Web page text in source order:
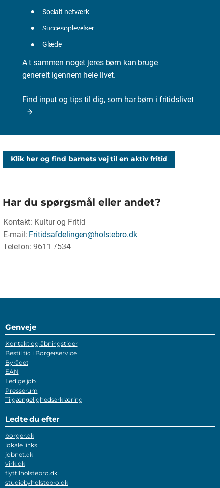
Socialt netværk
Succesoplevelser
Glæde
Alt sammen noget jeres børn kan bruge
generelt igennem hele livet.
Find input og tips til dig, som har børn i fritidslivet
Klik her og find barnets vej til en aktiv fritid
Har du spørgsmål eller andet?
Kontakt: Kultur og Fritid
E-mail: Fritidsafdelingen@holstebro.dk
Telefon: 9611 7534
Genveje
Kontakt og åbningstider
Bestil tid i Borgerservice
Byrådet
EAN
Ledige job
Presserum
Tilgængelighedserklæring
Ledte du efter
borger.dk
lokale links
jobnet.dk
virk.dk
flyttilholstebro.dk
studiebyholstebro.dk